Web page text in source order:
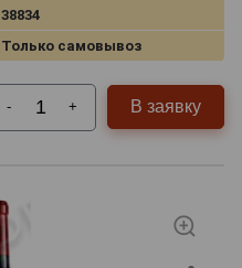
38834
Только самовывоз
- + В заявку